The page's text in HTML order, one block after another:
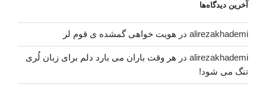
آخرین دیدگاه‌ها
alirezakhademi در هویت خواهی گمشده ی قوم لر
alirezakhademi در هر وقت باران می بارد دلم برای زبان لُری
تنگ می شود!